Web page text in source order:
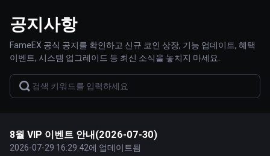
공지사항
FameEX 공식 공지를 확인하고 신규 코인 상장, 기능 업데이트, 혜택
이벤트, 시스템 업그레이드 등 최신 소식을 놓치지 마세요.
8월 VIP 이벤트 안내(2026-07-30)
2026-07-29 16:29:42에 업데이트됨